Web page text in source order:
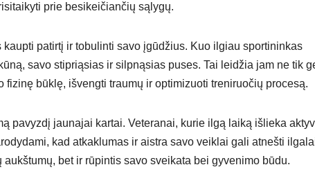
prie besikeičiančių sąlygų.
patirtį ir tobulinti savo įgūdžius. Kuo ilgiau sportininkas
savo stipriąsias ir silpnąsias puses. Tai leidžia jam ne tik
būklę, išvengti traumų ir optimizuoti treniruočių procesą.
pavyzdį jaunajai kartai. Veteranai, kurie ilgą laiką išlieka
kad atkaklumas ir aistra savo veiklai gali atnešti
bet ir rūpintis savo sveikata bei gyvenimo būdu.